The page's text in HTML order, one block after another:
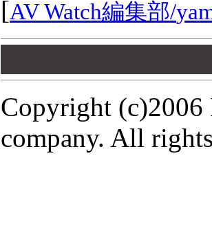
[AV Watch編集部/
Copyright (c)2006
company. All